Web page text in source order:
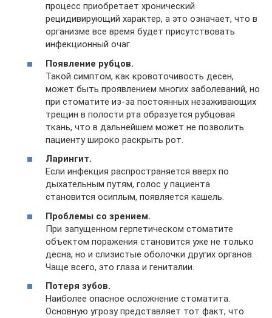
процесс приобретает хронический
рецидивирующий характер, а это означает, что в
организме все время будет присутствовать
инфекционный очаг.
Появление рубцов.
Такой симптом, как кровоточивость десен,
может быть проявлением многих заболеваний, но
при стоматите из-за постоянных незаживающих
трещин в полости рта образуется рубцовая
ткань, что в дальнейшем может не позволить
пациенту широко раскрыть рот.
Ларингит.
Если инфекция распространяется вверх по
дыхательным путям, голос у пациента
становится осиплым, появляется кашель.
Проблемы со зрением.
При запущенном герпетическом стоматите
объектом поражения становится уже не только
десна, но и слизистые оболочки других органов.
Чаще всего, это глаза и гениталии.
Потеря зубов.
Наиболее опасное осложнение стоматита.
Основную угрозу представляет тот факт, что